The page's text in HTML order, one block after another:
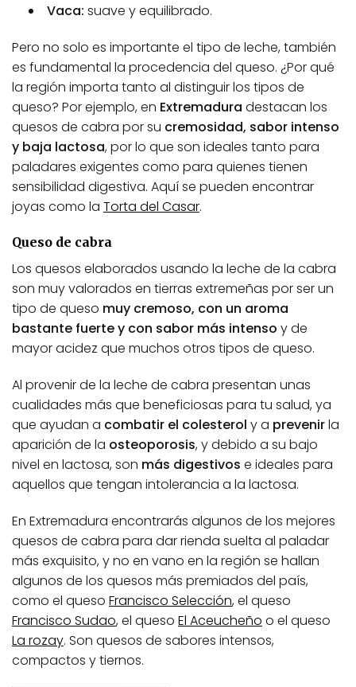
Vaca: suave y equilibrado.
Pero no solo es importante el tipo de leche, también
es fundamental la procedencia del queso. ¿Por qué
la región importa tanto al distinguir los tipos de
queso? Por ejemplo, en Extremadura destacan los
quesos de cabra por su cremosidad, sabor intenso
y baja lactosa, por lo que son ideales tanto para
paladares exigentes como para quienes tienen
sensibilidad digestiva. Aquí se pueden encontrar
joyas como la Torta del Casar.
Queso de cabra
Los quesos elaborados usando la leche de la cabra
son muy valorados en tierras extremeñas por ser un
tipo de queso muy cremoso, con un aroma
bastante fuerte y con sabor más intenso y de
mayor acidez que muchos otros tipos de queso.
Al provenir de la leche de cabra presentan unas
cualidades más que beneficiosas para tu salud, ya
que ayudan a combatir el colesterol y a prevenirla
aparición de la osteoporosis, y debido a su bajo
nivel en lactosa, son más digestivos e ideales para
aquellos que tengan intolerancia a la lactosa.
En Extremadura encontrarás algunos de los mejores
quesos de cabra para dar rienda suelta al paladar
más exquisito, y no en vano en la región se hallan
algunos de los quesos más premiados del país,
como el queso Francisco Selección, el queso
Francisco Sudao, el queso El Aceucheño o el queso
La rozay. Son quesos de sabores intensos,
compactos y tiernos.